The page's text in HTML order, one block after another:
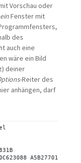
Vorschau oder
einFenster mit
des
auch eine
wäre ein Bild
deiner
-Reiter des
anhängen, darf